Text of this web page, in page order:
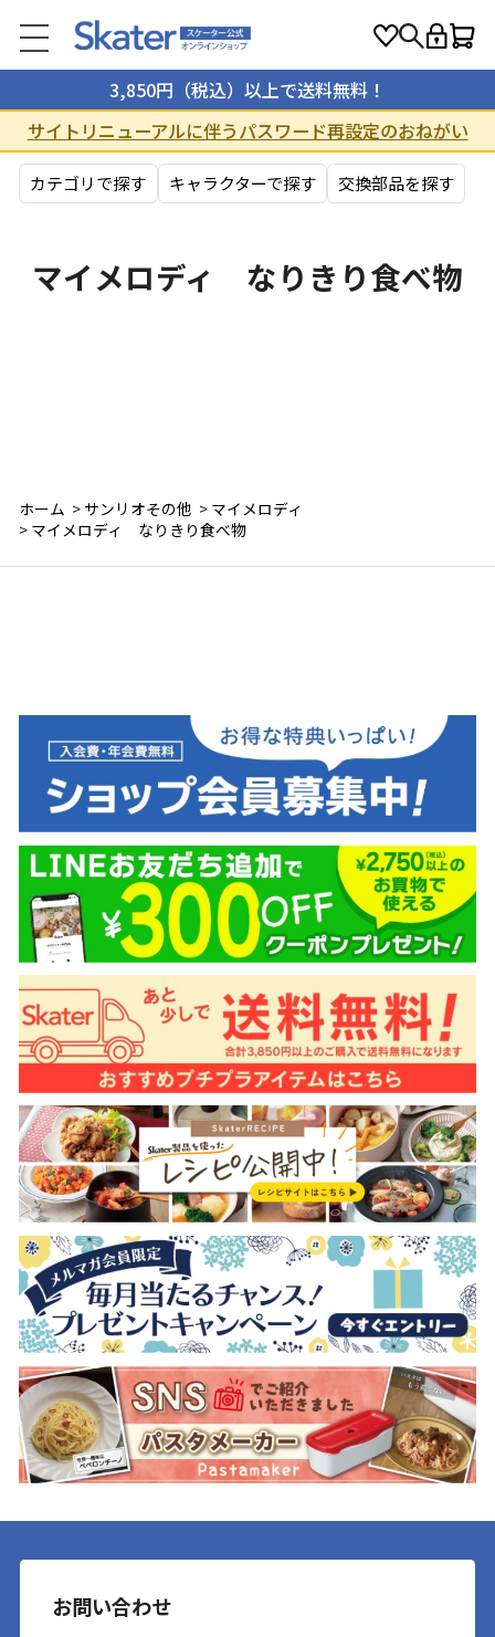
3,850円（税込）以上で送料無料！
サイトリニューアルに伴うパスワード再設定のおねがい
カテゴリで探す キャラクターで探す 交換部品を探す
マイメロディ なりきり食べ物
ホーム > サンリオその他 > マイメロディ
> マイメロディ なりきり食べ物
お問い合わせ